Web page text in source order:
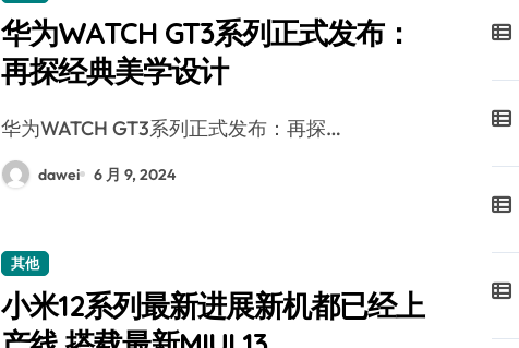
华为WATCH GT3系列正式发布：
再探经典美学设计
华为WATCH GT3系列正式发布：再探…
dawei 6 月 9, 2024
其他
小米12系列最新进展新机都已经上